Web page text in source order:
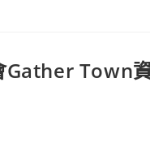
Gather Town